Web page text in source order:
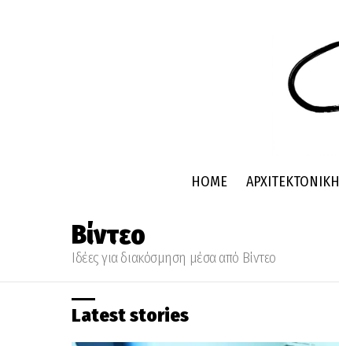
HOME ΑΡΧΙΤΕΚΤΟΝΙΚΉ
Βίντεο
Ιδέες για διακόσμηση μέσα από Βίντεο
Latest stories